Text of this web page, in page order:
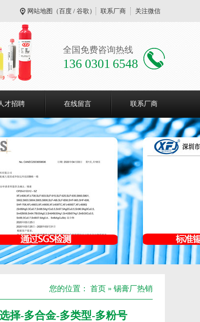
网站地图 （百度 / 谷歌 ） 联系厂商 关注微信
全国免费咨询热线
136 0301 6548
才招聘 在线留言 联系厂商
您的位置： 首页 » 锡膏厂热销
择-多合金-多类型-多粉号